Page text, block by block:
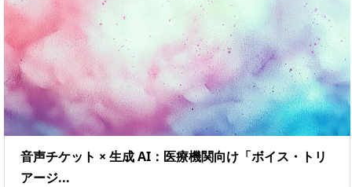
音声チケット × 生成 AI：医療機関向け「ボイス・トリ
アージ...